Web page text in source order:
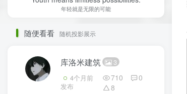
年轻就是无限的可能
随便看看 随机投影展示
库洛米建筑 3
4个月前
发布
710
0
8